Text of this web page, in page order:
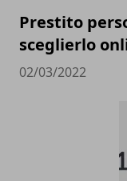
Prestito
sceglierlo
02/03/2022